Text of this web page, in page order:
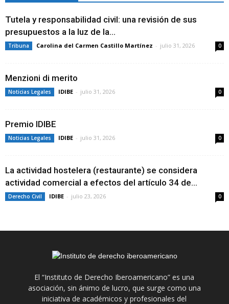
Tutela y responsabilidad civil: una revisión de sus
presupuestos a la luz de la...
Tribuna Carolina del Carmen Castillo Martínez - julio 31, 2026 0
Menzioni di merito
Noticias Legales IDIBE - julio 31, 2026 0
Premio IDIBE
Noticias Legales IDIBE - julio 31, 2026 0
La actividad hostelera (restaurante) se considera
actividad comercial a efectos del artículo 34 de...
Derecho Civil IDIBE - julio 23, 2026 0
El “Instituto de Derecho Iberoamericano” es una
asociación, sin ánimo de lucro, que surge como una
iniciativa de académicos y profesionales del